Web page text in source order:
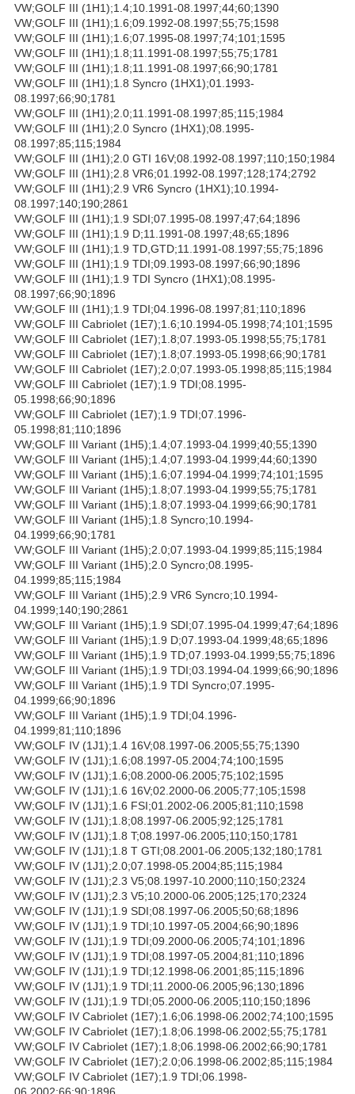
VW;GOLF III (1H1);1.4;10.1991-08.1997;44;60;1390
VW;GOLF III (1H1);1.6;09.1992-08.1997;55;75;1598
VW;GOLF III (1H1);1.6;07.1995-08.1997;74;101;1595
VW;GOLF III (1H1);1.8;11.1991-08.1997;55;75;1781
VW;GOLF III (1H1);1.8;11.1991-08.1997;66;90;1781
VW;GOLF III (1H1);1.8 Syncro (1HX1);01.1993-
08.1997;66;90;1781
VW;GOLF III (1H1);2.0;11.1991-08.1997;85;115;1984
VW;GOLF III (1H1);2.0 Syncro (1HX1);08.1995-
08.1997;85;115;1984
VW;GOLF III (1H1);2.0 GTI 16V;08.1992-08.1997;110;150;1984
VW;GOLF III (1H1);2.8 VR6;01.1992-08.1997;128;174;2792
VW;GOLF III (1H1);2.9 VR6 Syncro (1HX1);10.1994-
08.1997;140;190;2861
VW;GOLF III (1H1);1.9 SDI;07.1995-08.1997;47;64;1896
VW;GOLF III (1H1);1.9 D;11.1991-08.1997;48;65;1896
VW;GOLF III (1H1);1.9 TD,GTD;11.1991-08.1997;55;75;1896
VW;GOLF III (1H1);1.9 TDI;09.1993-08.1997;66;90;1896
VW;GOLF III (1H1);1.9 TDI Syncro (1HX1);08.1995-
08.1997;66;90;1896
VW;GOLF III (1H1);1.9 TDI;04.1996-08.1997;81;110;1896
VW;GOLF III Cabriolet (1E7);1.6;10.1994-05.1998;74;101;1595
VW;GOLF III Cabriolet (1E7);1.8;07.1993-05.1998;55;75;1781
VW;GOLF III Cabriolet (1E7);1.8;07.1993-05.1998;66;90;1781
VW;GOLF III Cabriolet (1E7);2.0;07.1993-05.1998;85;115;1984
VW;GOLF III Cabriolet (1E7);1.9 TDI;08.1995-
05.1998;66;90;1896
VW;GOLF III Cabriolet (1E7);1.9 TDI;07.1996-
05.1998;81;110;1896
VW;GOLF III Variant (1H5);1.4;07.1993-04.1999;40;55;1390
VW;GOLF III Variant (1H5);1.4;07.1993-04.1999;44;60;1390
VW;GOLF III Variant (1H5);1.6;07.1994-04.1999;74;101;1595
VW;GOLF III Variant (1H5);1.8;07.1993-04.1999;55;75;1781
VW;GOLF III Variant (1H5);1.8;07.1993-04.1999;66;90;1781
VW;GOLF III Variant (1H5);1.8 Syncro;10.1994-
04.1999;66;90;1781
VW;GOLF III Variant (1H5);2.0;07.1993-04.1999;85;115;1984
VW;GOLF III Variant (1H5);2.0 Syncro;08.1995-
04.1999;85;115;1984
VW;GOLF III Variant (1H5);2.9 VR6 Syncro;10.1994-
04.1999;140;190;2861
VW;GOLF III Variant (1H5);1.9 SDI;07.1995-04.1999;47;64;1896
VW;GOLF III Variant (1H5);1.9 D;07.1993-04.1999;48;65;1896
VW;GOLF III Variant (1H5);1.9 TD;07.1993-04.1999;55;75;1896
VW;GOLF III Variant (1H5);1.9 TDI;03.1994-04.1999;66;90;1896
VW;GOLF III Variant (1H5);1.9 TDI Syncro;07.1995-
04.1999;66;90;1896
VW;GOLF III Variant (1H5);1.9 TDI;04.1996-
04.1999;81;110;1896
VW;GOLF IV (1J1);1.4 16V;08.1997-06.2005;55;75;1390
VW;GOLF IV (1J1);1.6;08.1997-05.2004;74;100;1595
VW;GOLF IV (1J1);1.6;08.2000-06.2005;75;102;1595
VW;GOLF IV (1J1);1.6 16V;02.2000-06.2005;77;105;1598
VW;GOLF IV (1J1);1.6 FSI;01.2002-06.2005;81;110;1598
VW;GOLF IV (1J1);1.8;08.1997-06.2005;92;125;1781
VW;GOLF IV (1J1);1.8 T;08.1997-06.2005;110;150;1781
VW;GOLF IV (1J1);1.8 T GTI;08.2001-06.2005;132;180;1781
VW;GOLF IV (1J1);2.0;07.1998-05.2004;85;115;1984
VW;GOLF IV (1J1);2.3 V5;08.1997-10.2000;110;150;2324
VW;GOLF IV (1J1);2.3 V5;10.2000-06.2005;125;170;2324
VW;GOLF IV (1J1);1.9 SDI;08.1997-06.2005;50;68;1896
VW;GOLF IV (1J1);1.9 TDI;10.1997-05.2004;66;90;1896
VW;GOLF IV (1J1);1.9 TDI;09.2000-06.2005;74;101;1896
VW;GOLF IV (1J1);1.9 TDI;08.1997-05.2004;81;110;1896
VW;GOLF IV (1J1);1.9 TDI;12.1998-06.2001;85;115;1896
VW;GOLF IV (1J1);1.9 TDI;11.2000-06.2005;96;130;1896
VW;GOLF IV (1J1);1.9 TDI;05.2000-06.2005;110;150;1896
VW;GOLF IV Cabriolet (1E7);1.6;06.1998-06.2002;74;100;1595
VW;GOLF IV Cabriolet (1E7);1.8;06.1998-06.2002;55;75;1781
VW;GOLF IV Cabriolet (1E7);1.8;06.1998-06.2002;66;90;1781
VW;GOLF IV Cabriolet (1E7);2.0;06.1998-06.2002;85;115;1984
VW;GOLF IV Cabriolet (1E7);1.9 TDI;06.1998-
06.2002;66;90;1896